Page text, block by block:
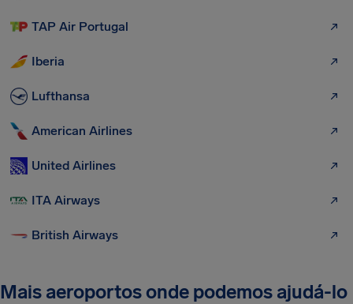
TAP Air Portugal
Iberia
Lufthansa
American Airlines
United Airlines
ITA Airways
British Airways
Mais aeroportos onde podemos ajudá-lo